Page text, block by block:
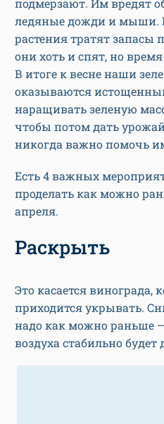
подмерзают. Им вредят
ледяные дожди и мыши.
растения тратят запасы
они хоть и спят, но
В итоге к весне наши
оказываются
наращивать зеленую
чтобы потом дать
никогда важно помочь
Есть 4 важных
проделать как можно
апреля.
Раскрыть
Это касается винограда,
приходится укрывать.
надо как можно раньше –
воздуха стабильно